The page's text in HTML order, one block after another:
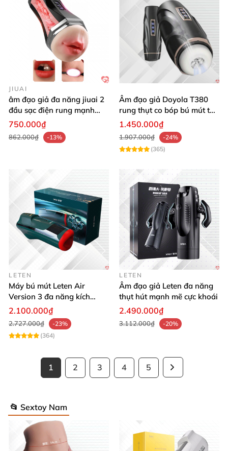
JIUAI
âm đạo giả đa năng jiuai 2
đầu sạc điện rung mạnh
cao cấp bán chạy
750.000₫
862.000₫ -13%
Âm đạo giả Doyola T380
rung thụt co bóp bú mút tự
động cao cấp
1.450.000₫
1.907.000₫
-24%
(365)
LETEN
Máy bú mút Leten Air
Version 3 đa năng kích
thích cực đỉnh
2.100.000₫
2.727.000₫
-23%
(364)
LETEN
Âm đạo giả Leten đa năng
thụt hút mạnh mẽ cực khoái
2.490.000₫
3.112.000₫ -20%
1 2 3 4 5
📂 Sextoy Nam